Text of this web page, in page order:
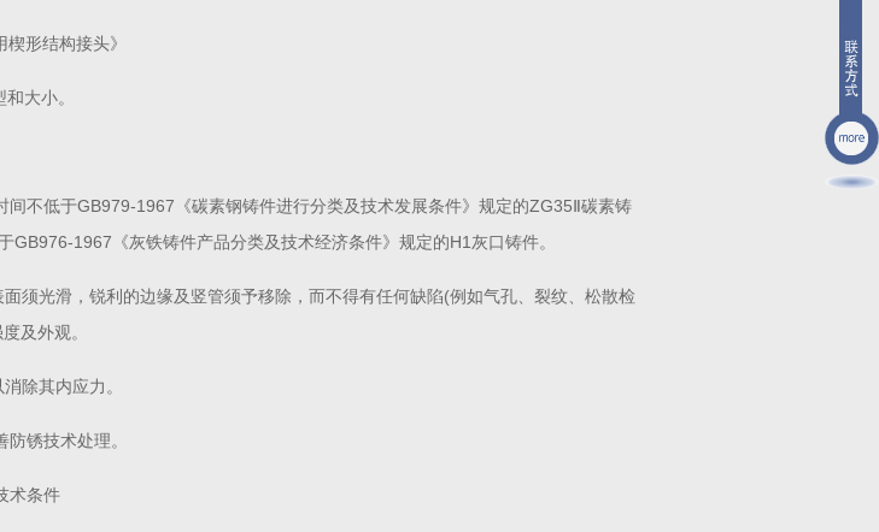
形结构接头》
大小。
间不低于GB979-1967《碳素钢铸件进行分类及技术发展条件》规定的ZG35Ⅱ碳素铸
GB976-1967《灰铁铸件产品分类及技术经济条件》规定的H1灰口铸件。
须光滑，锐利的边缘及竖管须予移除，而不得有任何缺陷(例如气孔、裂纹、松散检
及外观。
除其内应力。
锈技术处理。
术条件